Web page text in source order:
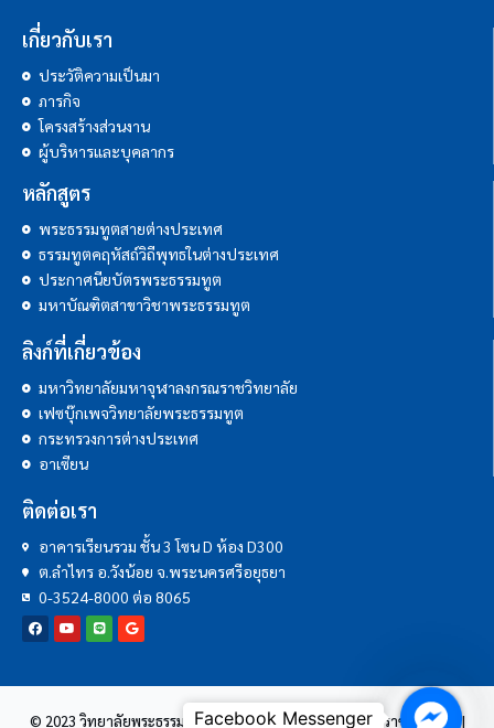
เกี่ยวกับเรา
ประวัติความเป็นมา
ภารกิจ
โครงสร้างส่วนงาน
ผู้บริหารและบุคลากร
หลักสูตร
พระธรรมทูตสายต่างประเทศ
ธรรมทูตคฤหัสถ์วิถีพุทธในต่างประเทศ
ประกาศนียบัตรพระธรรมทูต
มหาบัณฑิตสาขาวิชาพระธรรมทูต
ลิงก์ที่เกี่ยวข้อง
มหาวิทยาลัยมหาจุฬาลงกรณราชวิทยาลัย
เฟซบุ๊กเพจวิทยาลัยพระธรรมทูต
กระทรวงการต่างประเทศ
อาเซียน
ติดต่อเรา
อาคารเรียนรวม ชั้น 3 โซน D ห้อง D300
ต.ลำไทร อ.วังน้อย จ.พระนครศรีอยุธยา
0-3524-8000 ต่อ 8065
© 2023 วิทยาลัยพระธรรมทูต | มหาวิทยาลัยมหาจุฬาลงกรณราชวิทยาลัย |